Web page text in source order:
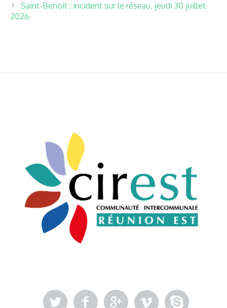
Saint-Benoit : incident sur le réseau, jeudi 30 juillet
2026